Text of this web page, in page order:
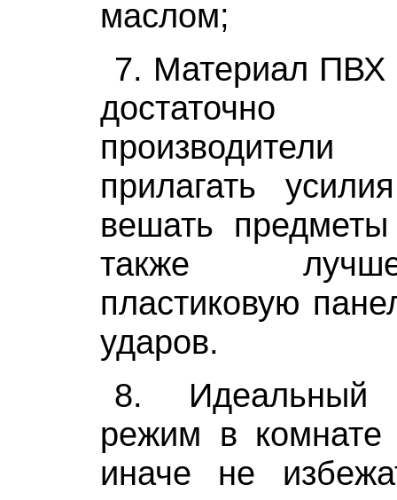
маслом;
7. Материал ПВХ
прилагать
вешать
также
пластиковую
ударов.
8. Идеальный
режим в
иначе не